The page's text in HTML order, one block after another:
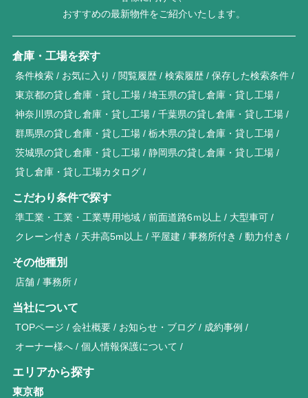
おすすめの最新物件をご紹介いたします。
倉庫・工場を探す
条件検索 お気に入り 閲覧履歴 検索履歴
保存した検索条件
東京都の貸し倉庫・貸し工場
埼玉県の貸し倉庫・貸し工場
神奈川県の貸し倉庫・貸し工場
千葉県の貸し倉庫・貸し工場
群馬県の貸し倉庫・貸し工場
栃木県の貸し倉庫・貸し工場
茨城県の貸し倉庫・貸し工場
静岡県の貸し倉庫・貸し工場
貸し倉庫・貸し工場カタログ
こだわり条件で探す
準工業・工業・工業専用地域 前面道路6ｍ以上
大型車可
クレーン付き
天井高5m以上 平屋建 事務所付き 動力付き
その他種別
店舗 事務所
当社について
TOPページ 会社概要 お知らせ・ブログ
成約事例
オーナー様へ
個人情報保護について
エリアから探す
東京都